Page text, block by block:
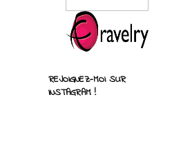
REJOIGNEZ-MOI SUR
INSTAGRAM !